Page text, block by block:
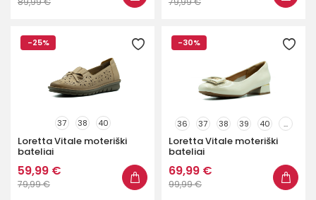
-25%
37 38 40
Loretta Vitale moteriški
bateliai
59,99 €
79,99 €
-30%
36 37 38 39 40 ...
Loretta Vitale moteriški
bateliai
69,99 €
99,99 €